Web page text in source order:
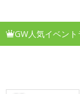
GW人気イベント